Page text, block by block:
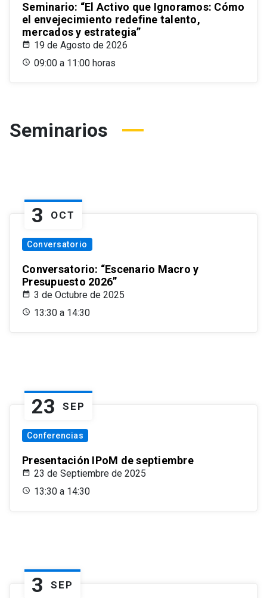
Seminario: “El Activo que Ignoramos: Cómo
el envejecimiento redefine talento,
mercados y estrategia”
19 de Agosto de 2026
09:00 a 11:00 horas
Seminarios
3 OCT
Conversatorio
Conversatorio: “Escenario Macro y
Presupuesto 2026”
3 de Octubre de 2025
13:30 a 14:30
23 SEP
Conferencias
Presentación IPoM de septiembre
23 de Septiembre de 2025
13:30 a 14:30
3 SEP